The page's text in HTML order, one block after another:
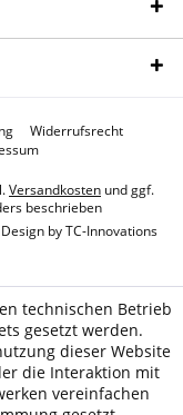
Widerrufsrecht
Versandkosten und ggf.
beschrieben
byTC-Innovations
technischen Betrieb
gesetzt werden.
dieser Website
die Interaktion mit
vereinfachen